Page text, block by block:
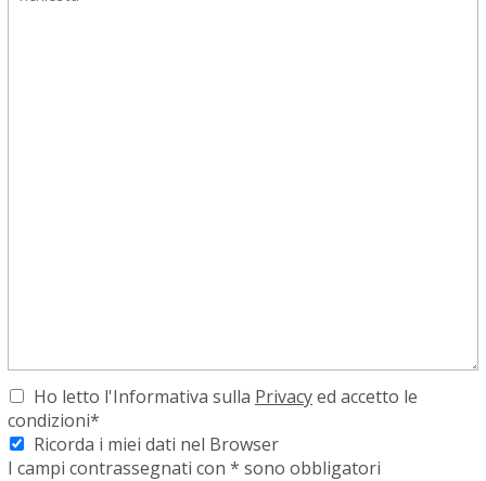
Ho letto l'Informativa sulla Privacyed accetto le
condizioni*
Ricorda i miei dati nel Browser
I campi contrassegnati con * sono obbligatori